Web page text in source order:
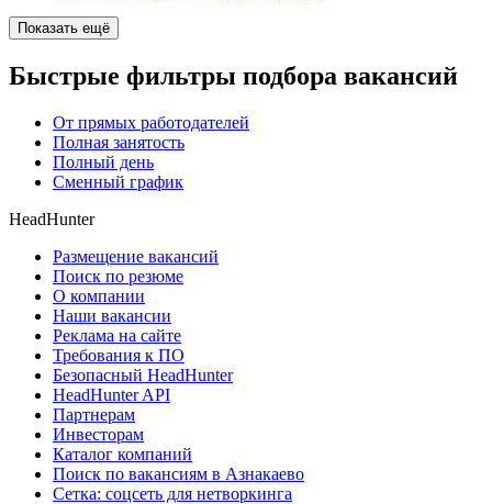
Показать ещё
Быстрые фильтры подбора вакансий
От прямых работодателей
Полная занятость
Полный день
Сменный график
HeadHunter
Размещение вакансий
Поиск по резюме
О компании
Наши вакансии
Реклама на сайте
Требования к ПО
Безопасный HeadHunter
HeadHunter API
Партнерам
Инвесторам
Каталог компаний
Поиск по вакансиям в Азнакаево
Сетка: соцсеть для нетворкинга